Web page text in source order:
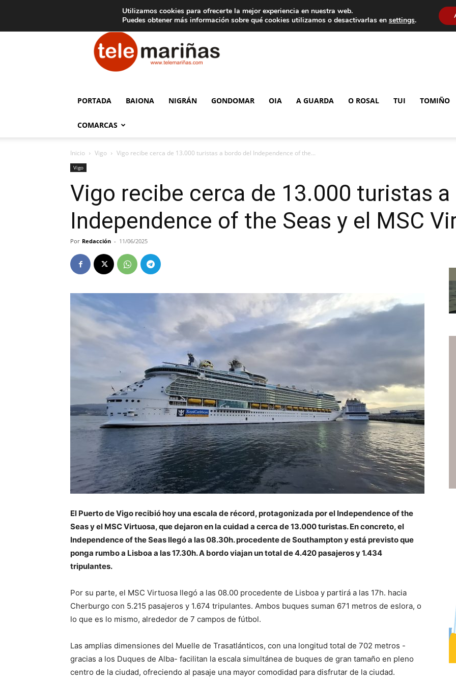
Aviso legal Tarifas de publicidad
Telemariñas
PORTADA BAIONA NIGRÁN GONDOMAR OIA A GUARDA O ROSAL TUI TOMIÑO
COMARCAS
Inicio Vigo Vigo recibe cerca de 13.000 turistas a bordo del Independence of the...
Vigo
Vigo recibe cerca de 13.000 turistas
Independence of the Seas y el MSC
Por Redacción - 11/06/2025
El Puerto de Vigo recibió hoy una escala de récord, protagonizada por el Independence of the
Seas y el MSC Virtuosa, que dejaron en la cuidad a cerca de 13.000 turistas. En concreto, el
Independence of the Seas llegó a las 08.30h. procedente de Southampton y está previsto que
ponga rumbo a Lisboa a las 17.30h. A bordo viajan un total de 4.420 pasajeros y 1.434
tripulantes.
Por su parte, el MSC Virtuosa llegó a las 08.00 procedente de Lisboa y partirá a las 17h. hacia
Cherburgo con 5.215 pasajeros y 1.674 tripulantes. Ambos buques suman 671 metros de eslora, o
lo que es lo mismo, alrededor de 7 campos de fútbol.
Las amplias dimensiones del Muelle de Trasatlánticos, con una longitud total de 702 metros -
gracias a los Duques de Alba- facilitan la escala simultánea de buques de gran tamaño en pleno
centro de la ciudad, ofreciendo al pasaje una mayor comodidad para disfrutar de la ciudad.
Utilizamos cookies para ofrecerte la mejor experiencia en nuestra web.
Puedes obtener más información sobre qué cookies utilizamos o desactivarlas en settings.